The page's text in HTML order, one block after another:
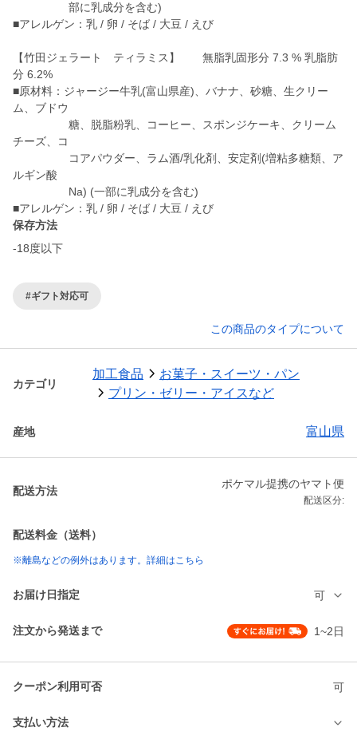
部に乳成分を含む)
■アレルゲン：乳 / 卵 / そば / 大豆 / えび
【竹田ジェラート ティラミス】 無脂乳固形分 7.3 % 乳脂肪
分 6.2%
■原材料：ジャージー牛乳(富山県産)、バナナ、砂糖、生クリー
ム、ブドウ
糖、脱脂粉乳、コーヒー、スポンジケーキ、クリーム
チーズ、コ
コアパウダー、ラム酒/乳化剤、安定剤(増粘多糖類、ア
ルギン酸
Na) (一部に乳成分を含む)
保存方法
-18度以下
#ギフト対応可
この商品のタイプについて
カテゴリ
加工食品
お菓子・スイーツ・パン
プリン・ゼリー・アイスなど
産地 富山県
配送方法
ポケマル提携のヤマト便
配送区分:
配送料金（送料）
※離島などの例外はあります。詳細はこちら
お届け日指定 可
注文から発送まで 1~2日
クーポン利用可否 可
支払い方法